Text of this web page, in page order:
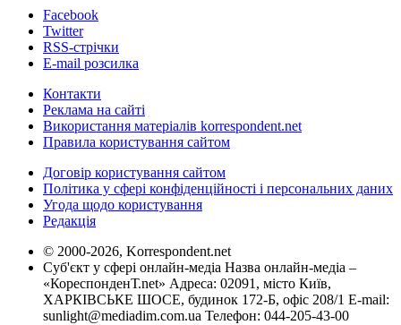
Facebook
Twitter
RSS-стрічки
E-mail розсилка
Контакти
Реклама на сайті
Використання матеріалів korrespondent.net
Правила користування сайтом
Договір користування сайтом
Політика у сфері конфіденційності і персональних даних
Угода щодо користування
Редакція
© 2000-2026, Korrespondent.net
Суб'єкт у сфері онлайн-медіа Назва онлайн-медіа –
«КореспонденТ.net» Адреса: 02091, місто Київ,
ХАРКІВСЬКЕ ШОСЕ, будинок 172-Б, офіс 208/1 E-mail:
sunlight@mediadim.com.ua Телефон: 044-205-43-00